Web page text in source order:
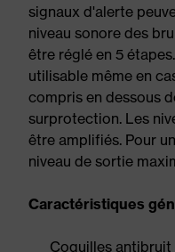
signaux d'alerte
niveau sonore des
être réglé en 5
utilisable même en
compris en dessous
surprotection. Les
être amplifiés. Pour
niveau de sortie
Caractéristiques
Coquilles